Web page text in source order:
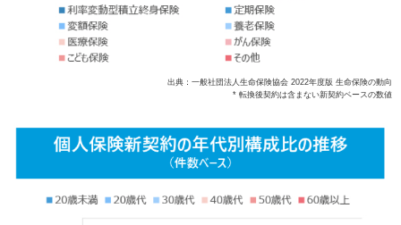
出典：一般社団法人生命保険協会 2022年度版 生命保険の動向
* 転換後契約は含まない新契約ベースの数値